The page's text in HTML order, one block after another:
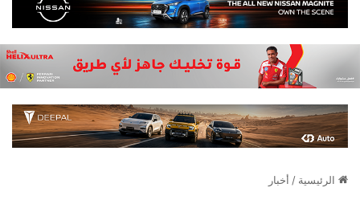
الرئيسية / أخبار